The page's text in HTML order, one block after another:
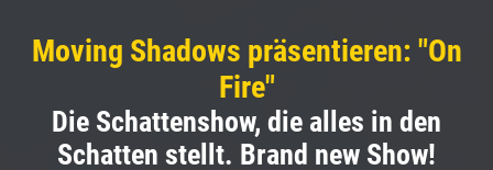
Moving Shadows präsentieren: "On
Fire"
Die Schattenshow, die alles in den
Schatten stellt. Brand new Show!